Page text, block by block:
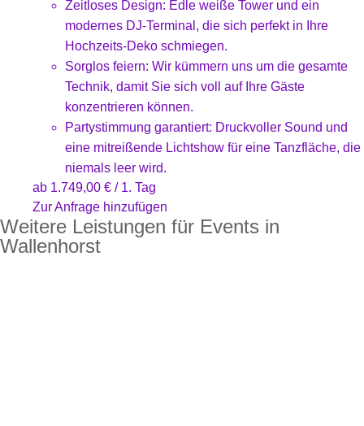
Zeitloses Design: Edle weiße Tower und ein
modernes DJ-Terminal, die sich perfekt in Ihre
Hochzeits-Deko schmiegen.
Sorglos feiern: Wir kümmern uns um die gesamte
Technik, damit Sie sich voll auf Ihre Gäste
konzentrieren können.
Partystimmung garantiert: Druckvoller Sound und
eine mitreißende Lichtshow für eine Tanzfläche, die
niemals leer wird.
ab 1.749,00 € / 1. Tag
Zur Anfrage hinzufügen
Weitere Leistungen für Events in
Wallenhorst